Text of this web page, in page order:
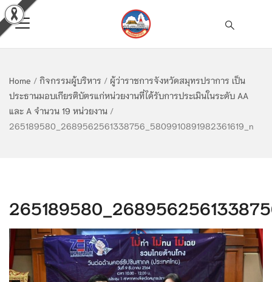
Home / กิจกรรมผู้บริหาร / ผู้ว่าราชการจังหวัดสมุทรปราการ เป็น
ประธานมอบเกียรติบัตรแก่หน่วยงานที่ได้รับการประเมินในระดับ AA
และ A จำนวน 19 หน่วยงาน /
265189580_2689562561338756_5809910891982361619_n